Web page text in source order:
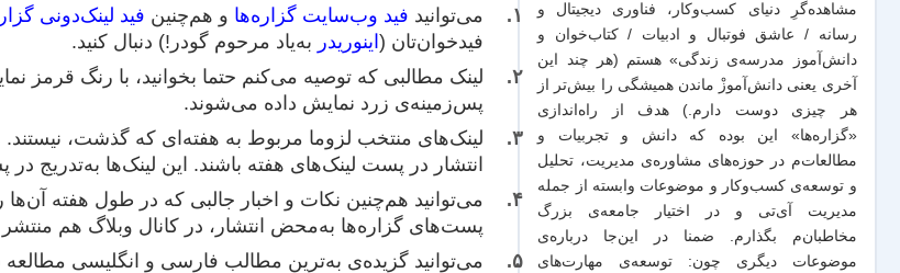
می‌توانید فید وب‌سایت گزاره‌ها و هم‌چنین فید لینک‌دونی
فیدخوان‌تان (اینوریدر به‌یاد مرحوم گودر!) دنبال کنید.
لینک‌ مطالبی که توصیه می‌کنم حتما بخوانید، با رنگ
پس‌زمینه‌ی زرد نمایش داده می‌شوند.
لینک‌‌های منتخب لزوما مربوط به هفته‌ای که گذشت،
انتشار در پست لینک‌های هفته باشند. این لینک‌ها به‌تدریج
می‌توانید هم‌چنین نکات و اخبار جالبی که در طول هفته
پست‌های گزاره‌ها به‌محض انتشار، در کانال وبلاگ هم
می‌توانید گزیده‌ی به‌ترین مطالب فارسی و انگلیسی
مشاهده‌گرِ دنیای کسب‌وکار، فناوری دیجیتال و
رسانه / عاشق فوتبال و ادبیات / کتاب‌خوان و
دانش‌آموز مدرسه‌ی زندگی» هستم (هر چند این
آخری یعنی دانش‌آموزْ ماندن همیشگی را بیش‌تر از
هر چیزی دوست دارم.) هدف از راه‌اندازی
«گزاره‌ها» این بوده که دانش و تجربیات‌ و
مطالعات‌م در حوزه‌های مشاوره‌ی مدیریت، تحلیل
و توسعه‌ی کسب‌وکار و موضوعات وابسته از جمله
مدیریت آی‌تی و در اختیار جامعه‌ی بزرگ
مخاطبان‌م بگذارم. ضمنا در این‌جا درباره‌ی
موضوعات دیگری چون: توسعه‌ی مهارت‌های